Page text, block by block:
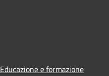
Educazione e formazione